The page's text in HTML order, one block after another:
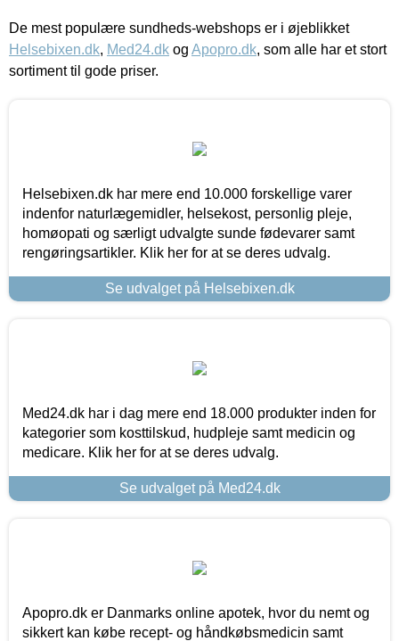
De mest populære sundheds-webshops er i øjeblikket
Helsebixen.dk, Med24.dk og Apopro.dk, som alle har et stort
sortiment til gode priser.
Helsebixen.dk har mere end 10.000 forskellige varer
indenfor naturlægemidler, helsekost, personlig pleje,
homøopati og særligt udvalgte sunde fødevarer samt
rengøringsartikler. Klik her for at se deres udvalg.
Se udvalget på Helsebixen.dk
Med24.dk har i dag mere end 18.000 produkter inden for
kategorier som kosttilskud, hudpleje samt medicin og
medicare. Klik her for at se deres udvalg.
Se udvalget på Med24.dk
Apopro.dk er Danmarks online apotek, hvor du nemt og
sikkert kan købe recept- og håndkøbsmedicin samt